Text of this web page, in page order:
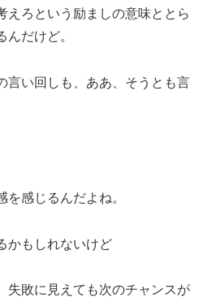
えろという励ましの意味ととら
んだけど。
言い回しも、ああ、そうとも言
を感じるんだよね。
かもしれないけど
失敗に見えても次のチャンスが